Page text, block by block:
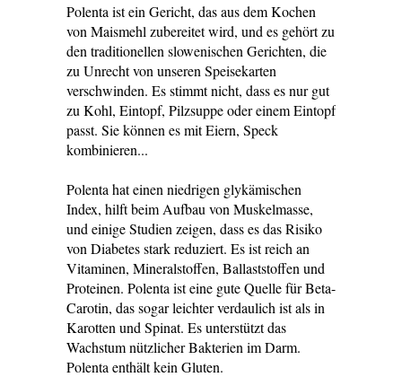
Polenta ist ein Gericht, das aus dem Kochen
von Maismehl zubereitet wird, und es gehört zu
den traditionellen slowenischen Gerichten, die
zu Unrecht von unseren Speisekarten
verschwinden. Es stimmt nicht, dass es nur gut
zu Kohl, Eintopf, Pilzsuppe oder einem Eintopf
passt. Sie können es mit Eiern, Speck
kombinieren...
Polenta hat einen niedrigen glykämischen
Index, hilft beim Aufbau von Muskelmasse,
und einige Studien zeigen, dass es das Risiko
von Diabetes stark reduziert. Es ist reich an
Vitaminen, Mineralstoffen, Ballaststoffen und
Proteinen. Polenta ist eine gute Quelle für Beta-
Carotin, das sogar leichter verdaulich ist als in
Karotten und Spinat. Es unterstützt das
Wachstum nützlicher Bakterien im Darm.
Polenta enthält kein Gluten.